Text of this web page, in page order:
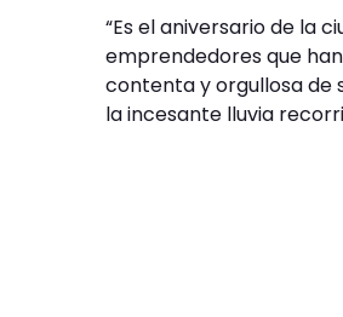
“Es el aniversario de la
emprendedores que
contenta y orgullosa de
la incesante lluvia